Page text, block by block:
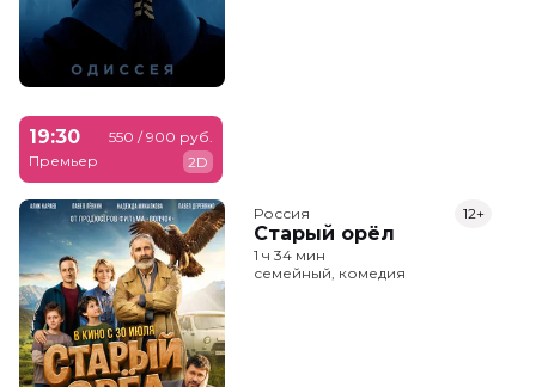
19:30
Премьер
550 / 900 руб.
2D
Россия
Старый орёл
12+
1 ч 34 мин
семейный, комедия